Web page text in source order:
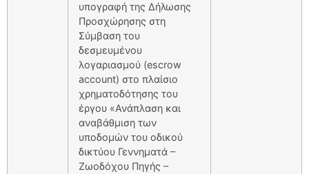
υπογραφή της Δήλωσης
Προσχώρησης στη
Σύμβαση του
δεσμευμένου
λογαριασμού (escrow
account) στο πλαίσιο
χρηματοδότησης του
έργου «Ανάπλαση και
αναβάθμιση των
υποδομών του οδικού
δικτύου Γεννηματά –
Ζωοδόχου Πηγής –